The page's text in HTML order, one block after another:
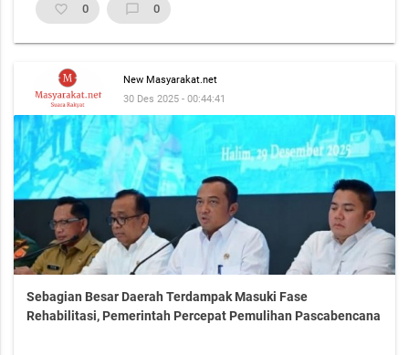
favorite_border 0 chat_bubble_outline 0
New Masyarakat.net
30 Des 2025 - 00:44:41
Sebagian Besar Daerah Terdampak Masuki Fase
Rehabilitasi, Pemerintah Percepat Pemulihan Pascabencana